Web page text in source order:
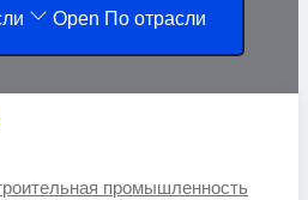
Open По отрасли
промышленность